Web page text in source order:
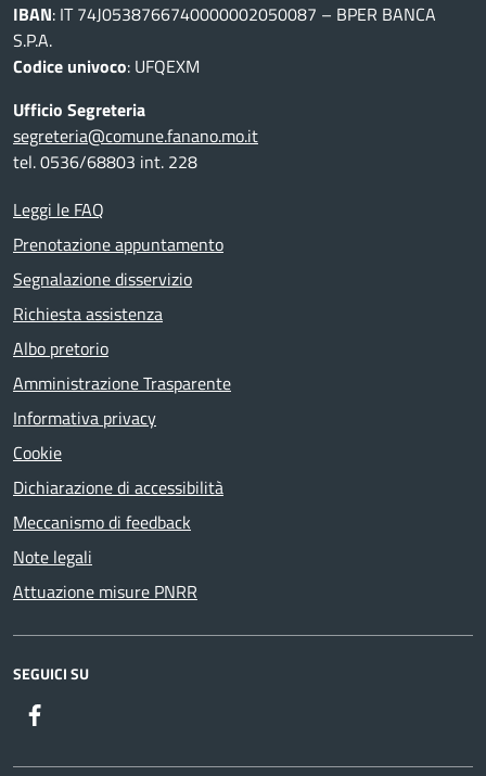
IBAN: IT 74J0538766740000002050087 – BPER BANCA
S.P.A.
Codice univoco: UFQEXM
Ufficio Segreteria
segreteria@comune.fanano.mo.it
tel. 0536/68803 int. 228
Leggi le FAQ
Prenotazione appuntamento
Segnalazione disservizio
Richiesta assistenza
Albo pretorio
Amministrazione Trasparente
Informativa privacy
Cookie
Dichiarazione di accessibilità
Meccanismo di feedback
Note legali
Attuazione misure PNRR
SEGUICI SU